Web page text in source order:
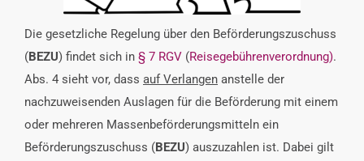
Die gesetzliche Regelung über den Beförderungszuschuss
(BEZU) findet sich in § 7 RGV (Reisegebührenverordnung).
Abs. 4 sieht vor, dass auf Verlangen anstelle der
nachzuweisenden Auslagen für die Beförderung mit einem
oder mehreren Massenbeförderungsmitteln ein
Beförderungszuschuss (BEZU) auszuzahlen ist. Dabei gilt